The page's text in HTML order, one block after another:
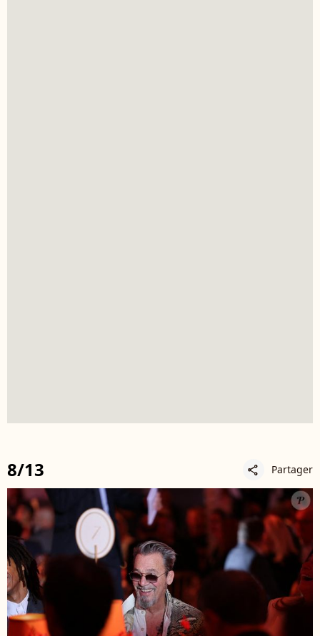
8/13 share Partager